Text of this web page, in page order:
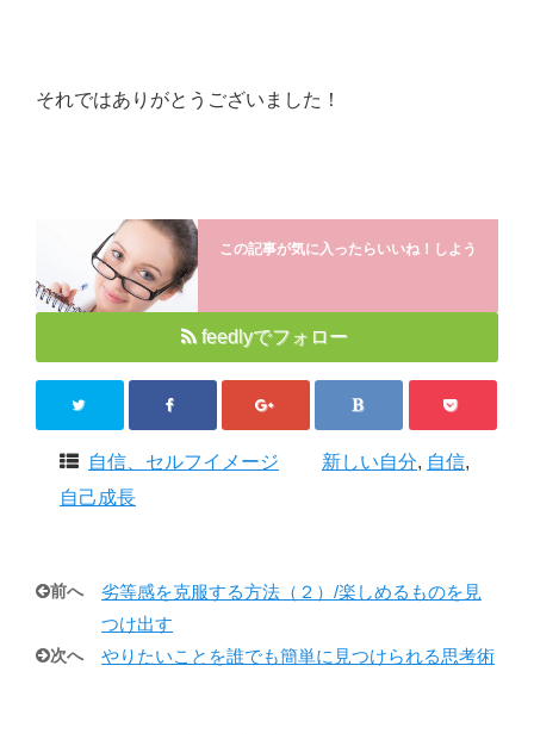
それではありがとうございました！
この記事が気に入ったらいいね！しよう
feedlyでフォロー
自信、セルフイメージ 新しい自分, 自信,
自己成長
前へ
劣等感を克服する方法（２）/楽しめるものを見
つけ出す
次へ やりたいことを誰でも簡単に見つけられる思考術